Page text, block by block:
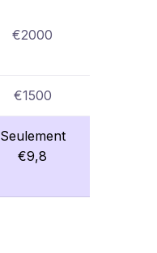
€2000
€1500
Seulement
€9,8